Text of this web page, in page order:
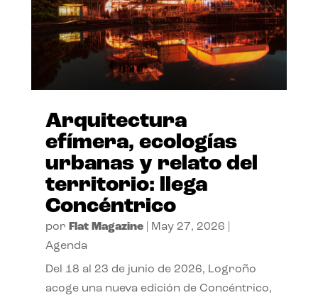
Arquitectura
efímera, ecologías
urbanas y relato del
territorio: llega
Concéntrico
por Flat Magazine| May 27, 2026
Agenda
Del 18 al 23 de junio de 2026, Logroño
acoge una nueva edición de Concéntrico,